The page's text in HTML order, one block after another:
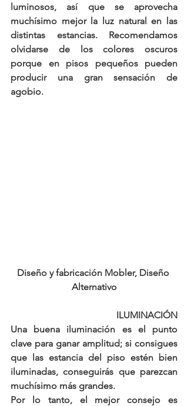
luminosos, así que se aprovecha
muchísimo mejor la luz natural en las
distintas estancias. Recomendamos
olvidarse de los colores oscuros
porque en pisos pequeños pueden
producir una gran sensación de
agobio.
Diseño y fabricación Mobler, Diseño
Alternativo
ILUMINACIÓN
Una buena iluminación es el punto
clave para ganar amplitud; si consigues
que las estancia del piso estén bien
iluminadas, conseguirás que parezcan
muchísimo más grandes.
Por lo tanto, el mejor consejo es